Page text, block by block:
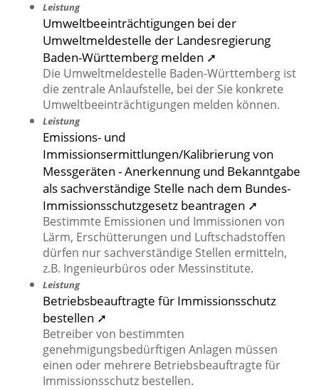
Leistung
Umweltbeeinträchtigungen bei der
Umweltmeldestelle der Landesregierung
Baden-Württemberg melden ➚
Die Umweltmeldestelle Baden-Württemberg ist
die zentrale Anlaufstelle, bei der Sie konkrete
Umweltbeeinträchtigungen melden können.
Leistung
Emissions- und
Immissionsermittlungen/Kalibrierung von
Messgeräten - Anerkennung und Bekanntgabe
als sachverständige Stelle nach dem Bundes-
Immissionsschutzgesetz beantragen ➚
Bestimmte Emissionen und Immissionen von
Lärm, Erschütterungen und Luftschadstoffen
dürfen nur sachverständige Stellen ermitteln,
z.B. Ingenieurbüros oder Messinstitute.
Leistung
Betriebsbeauftragte für Immissionsschutz
bestellen ➚
Betreiber von bestimmten
genehmigungsbedürftigen Anlagen müssen
einen oder mehrere Betriebsbeauftragte für
Immissionsschutz bestellen.